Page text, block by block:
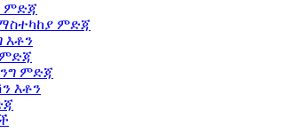
ምድጃ
ምድጃ
እቶን
ምድጃ
እቶን